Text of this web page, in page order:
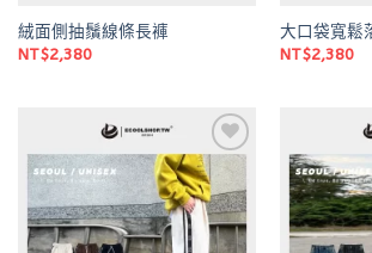
絨面側抽鬚線條長褲
NT$2,380
大口袋寬鬆
NT$2,380
Add to
wishlist